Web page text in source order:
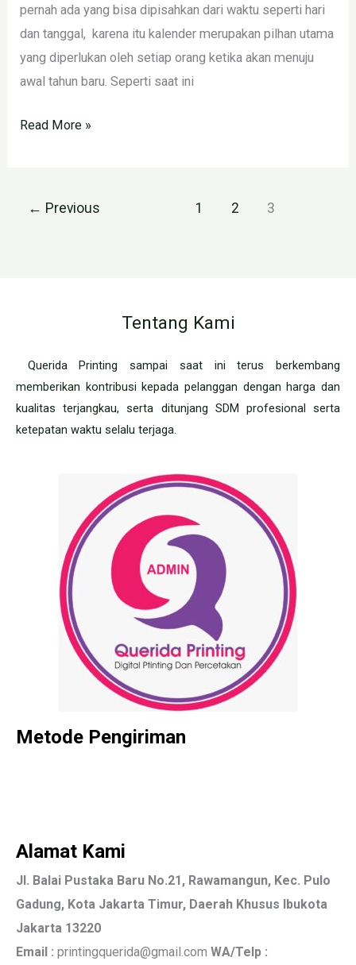
pernah ada yang bisa dipisahkan dari waktu seperti hari
dan tanggal, karena itu kalender merupakan pilhan utama
yang diperlukan oleh setiap orang ketika akan menuju
awal tahun baru. Seperti saat ini
Read More »
← Previous 1 2 3
Tentang Kami
Querida Printing sampai saat ini terus berkembang
memberikan kontribusi kepada pelanggan dengan harga dan
kualitas terjangkau, serta ditunjang SDM profesional serta
ketepatan waktu selalu terjaga.
Metode Pengiriman
Alamat Kami
Jl. Balai Pustaka Baru No.21, Rawamangun, Kec. Pulo
Gadung, Kota Jakarta Timur, Daerah Khusus Ibukota
Jakarta 13220
Email : printingquerida@gmail.com WA/Telp :